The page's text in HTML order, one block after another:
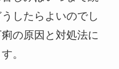
したらよいのでし
の原因と対処法に
。